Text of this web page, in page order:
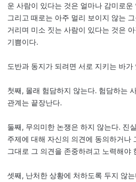
운 사람이 있다는 것은 얼마나 감미로운
그리고 때로는 아주 멀리 보이지 않는
거리며 미소 짓는 사람이 있다는 것은
기쁨이다.
도반과 동지가 되려면 서로 지키는 바가
첫째, 몰래 험담하지 않는다. 험담하는
관계는 끝장난다.
둘째, 무의미한 논쟁은 하지 않는다. 진
주제에 대해 자신의 의견에 동의하거나
그대로 그 의견을 존중하려고 노력해야
셋째, 난처한 상황에 처하도록 두지 않